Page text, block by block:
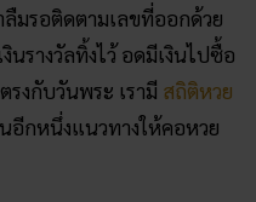
มรอติดตามเลขที่ออกด้วย
รางวัลทิ้งไว้ อดมีเงินไปซื้อ
งกับวันพระ เรามี สถิติหวย
อีกหนึ่งแนวทางให้คอหวย